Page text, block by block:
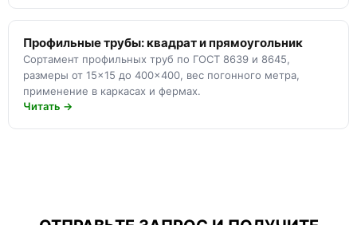
Профильные трубы: квадрат и прямоугольник
Сортамент профильных труб по ГОСТ 8639 и 8645,
размеры от 15×15 до 400×400, вес погонного метра,
применение в каркасах и фермах.
Читать →